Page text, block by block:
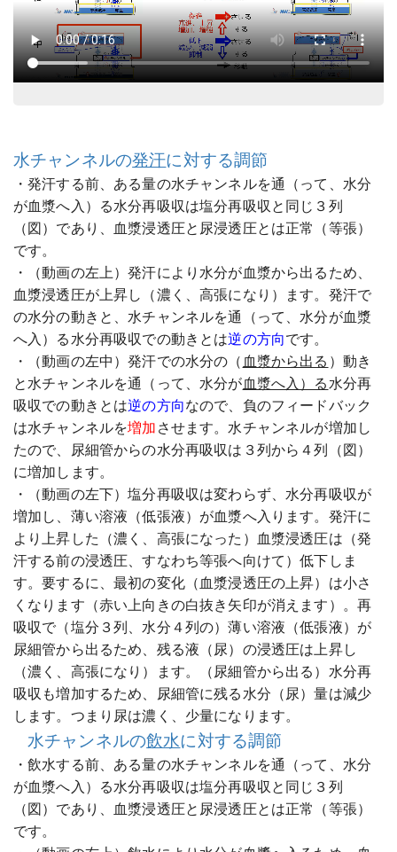
水チャンネルの発汗に対する調節
・発汗する前、ある量の水チャンネルを通（って、水分
が血漿へ入）る水分再吸収は塩分再吸収と同じ３列
（図）であり、血漿浸透圧と尿浸透圧とは正常（等張）
です。
・（動画の左上）発汗により水分が血漿から出るため、
血漿浸透圧が上昇し（濃く、高張になり）ます。発汗で
の水分の動きと、水チャンネルを通（って、水分が血漿
へ入）る水分再吸収での動きとは逆の方向です。
・（動画の左中）発汗での水分の（ 血漿から出る ）動き
と水チャンネルを通（って、水分が血漿へ入）る水分再
吸収での動きとは逆の方向なので、負のフィードバック
は水チャンネルを増加させます。水チャンネルが増加し
たので、尿細管からの水分再吸収は３列から４列（図）
に増加します。
・（動画の左下）塩分再吸収は変わらず、水分再吸収が
増加し、薄い溶液（低張液）が血漿へ入ります。発汗に
より上昇した（濃く、高張になった）血漿浸透圧は（発
汗する前の浸透圧、すなわち等張へ向けて）低下しま
す。要するに、最初の変化（血漿浸透圧の上昇）は小さ
くなります（赤い上向きの白抜き矢印が消えます）。再
吸収で（塩分３列、水分４列の）薄い溶液（低張液）が
尿細管から出るため、残る液（尿）の浸透圧は上昇し
（濃く、高張になり）ます。（尿細管から出る）水分再
吸収も増加するため、尿細管に残る水分（尿）量は減少
します。つまり尿は濃く、少量になります。
水チャンネルの飲水に対する調節
・飲水する前、ある量の水チャンネルを通（って、水分
が血漿へ入）る水分再吸収は塩分再吸収と同じ３列
（図）であり、血漿浸透圧と尿浸透圧とは正常（等張）
です。